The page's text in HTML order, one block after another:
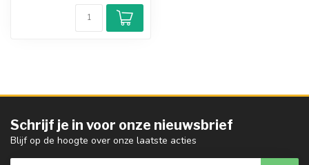
Schrijf je in voor onze nieuwsbrief
Blijf op de hoogte over onze laatste acties